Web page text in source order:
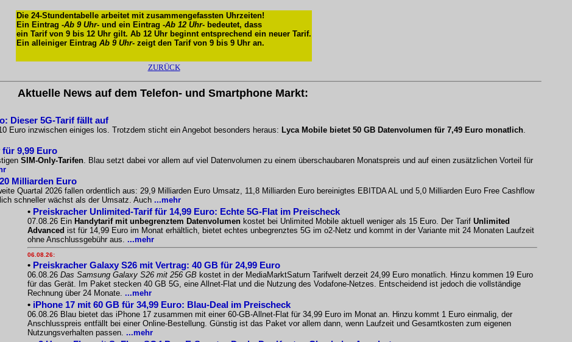
Die 24-Stundentabelle arbeitet mit zusammengefassten Uhrzeiten!
Ein Eintrag -Ab 9 Uhr- und ein Eintrag -Ab 12 Uhr- bedeutet, dass
ein Tarif von 9 bis 12 Uhr gilt. Ab 12 Uhr beginnt entsprechend ein neuer Tarif.
Ein alleiniger Eintrag Ab 9 Uhr- zeigt den Tarif von 9 bis 9 Uhr an.
ZURÜCK
Aktuelle News auf dem Telefon- und Smartphone Markt:
Dieser 5G-Tarif fällt auf
Euro inzwischen einiges los. Trotzdem sticht ein Angebot besonders heraus: Lyca Mobile bietet 50 GB Datenvolumen für 7,49 Euro monatlich.
9,99 Euro
SIM-Only-Tarifen. Blau setzt dabei vor allem auf viel Datenvolumen zu einem überschaubaren Monatspreis und auf einen zusätzlichen Vorteil für
Milliarden Euro
Quartal 2026 fallen ordentlich aus: 29,9 Milliarden Euro Umsatz, 11,8 Milliarden Euro bereinigtes EBITDA AL und 5,0 Milliarden Euro Free Cashflow
schneller wächst als der Umsatz. Auch ...mehr
• Preiskracher Unlimited-Tarif für 14,99 Euro: Echte 5G-Flat im Preischeck
07.08.26 Ein Handytarif mit unbegrenztem Datenvolumen kostet bei Unlimited Mobile aktuell weniger als 15 Euro. Der Tarif Unlimited
Advanced ist für 14,99 Euro im Monat erhältlich, bietet echtes unbegrenztes 5G im o2-Netz und kommt in der Variante mit 24 Monaten Laufzeit
ohne Anschlussgebühr aus. ...mehr
06.08.26:
• Preiskracher Galaxy S26 mit Vertrag: 40 GB für 24,99 Euro
06.08.26 Das Samsung Galaxy S26 mit 256 GB kostet in der MediaMarktSaturn Tarifwelt derzeit 24,99 Euro monatlich. Hinzu kommen 19 Euro
für das Gerät. Im Paket stecken 40 GB 5G, eine Allnet-Flat und die Nutzung des Vodafone-Netzes. Entscheidend ist jedoch die vollständige
Rechnung über 24 Monate. ...mehr
• iPhone 17 mit 60 GB für 34,99 Euro: Blau-Deal im Preischeck
06.08.26 Blau bietet das iPhone 17 zusammen mit einer 60-GB-Allnet-Flat für 34,99 Euro im Monat an. Hinzu kommt 1 Euro einmalig, der
Anschlusspreis entfällt bei einer Online-Bestellung. Günstig ist das Paket vor allem dann, wenn Laufzeit und Gesamtkosten zum eigenen
Nutzungsverhalten passen. ...mehr